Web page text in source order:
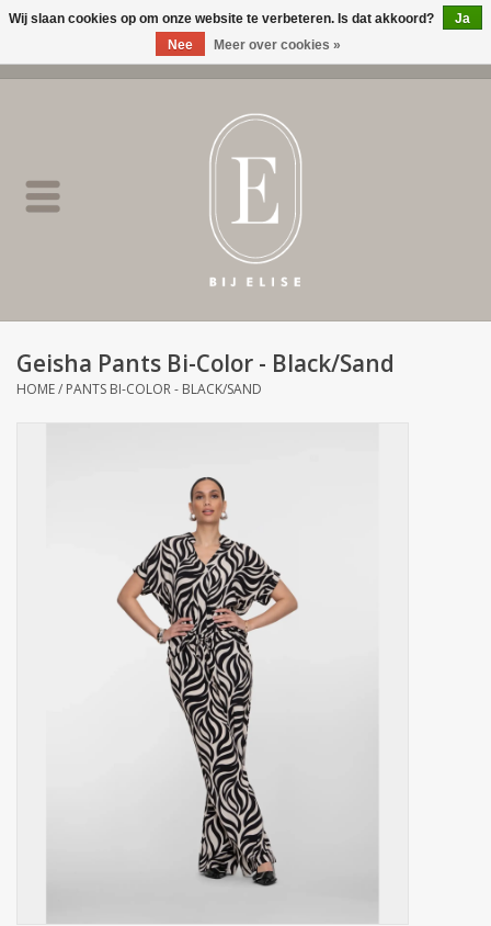
BIJ ELISE
SALE
Merken
Geisha Pants Bi-Color - Black/Sand
HOME/ PANTS BI-COLOR - BLACK/SAND
Wij slaan cookies op om onze website te verbeteren. Is dat akkoord?
Ja
Nee
Meer over cookies »